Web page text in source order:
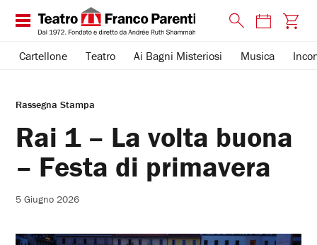
Cartellone Teatro Ai Bagni Misteriosi Musica
Rassegna Stampa
Rai 1 – La volta buona
– Festa di primavera
5 Giugno 2026